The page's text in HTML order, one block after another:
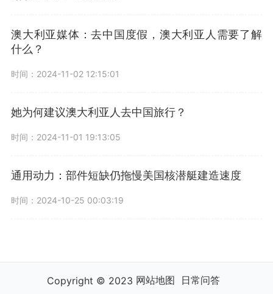
澳大利亚媒体：去中国度假，澳大利亚人需要了解
什么？
时间：2024-11-02 12:15:01
她为何建议澳大利亚人去中国旅行？
时间：2024-11-01 19:13:05
通用动力：部件短缺仍拖慢美国核潜艇建造速度
时间：2024-10-25 00:03:19
Copyright © 2023 网站地图 日常问答